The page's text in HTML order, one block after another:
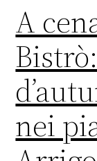
A
nei